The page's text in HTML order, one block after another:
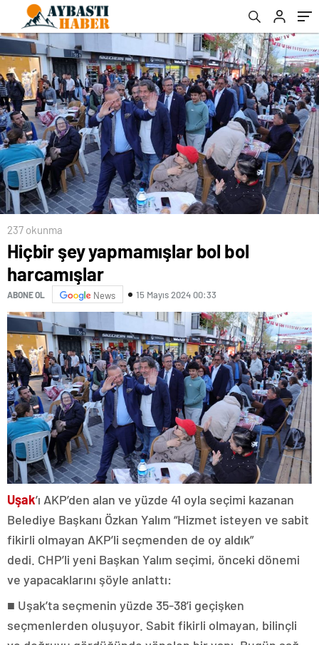
237 okunma
Hiçbir şey yapmamışlar bol bol
harcamışlar
ABONE OL News 15 Mayıs 2024 00:33
Uşak’ı AKP’den alan ve yüzde 41 oyla seçimi kazanan
Belediye Başkanı Özkan Yalım “Hizmet isteyen ve sabit
fikirli olmayan AKP’li seçmenden de oy aldık”
dedi. CHP’li yeni Başkan Yalım seçimi, önceki dönemi
ve yapacaklarını şöyle anlattı:
■ Uşak’ta seçmenin yüzde 35-38’i geçişken
seçmenlerden oluşuyor. Sabit fikirli olmayan, bilinçli